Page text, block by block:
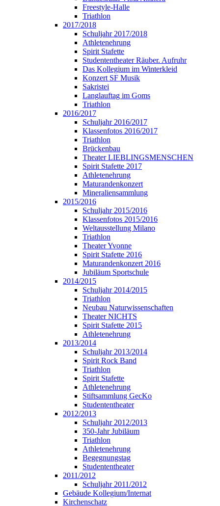
Freestyle-Halle
Triathlon
2017/2018
Schuljahr 2017/2018
Athletenehrung
Spirit Stafette
Studententheater Räuber. Aufruhr
Das Kollegium im Winterkleid
Konzert SF Musik
Sakristei
Langlauftag im Goms
Triathlon
2016/2017
Schuljahr 2016/2017
Klassenfotos 2016/2017
Triathlon
Brückenbau
Theater LIEBLINGSMENSCHEN
Spirit Stafette 2017
Athletenehrung
Maturandenkonzert
Mineraliensammlung
2015/2016
Schuljahr 2015/2016
Klassenfotos 2015/2016
Weltausstellung Milano
Triathlon
Theater Yvonne
Spirit Stafette 2016
Maturandenkonzert 2016
Jubiläum Sportschule
2014/2015
Schuljahr 2014/2015
Triathlon
Neubau Naturwissenschaften
Theater NICHTS
Spirit Stafette 2015
Athletenehrung
2013/2014
Schuljahr 2013/2014
Spirit Rock Band
Triathlon
Spirit Stafette
Athletenehrung
Stiftsammlung GecKo
Studententheater
2012/2013
Schuljahr 2012/2013
350-Jahr Jubiläum
Triathlon
Athletenehrung
Begegnungstag
Studententheater
2011/2012
Schuljahr 2011/2012
Gebäude Kollegium/Internat
Kirchenschatz